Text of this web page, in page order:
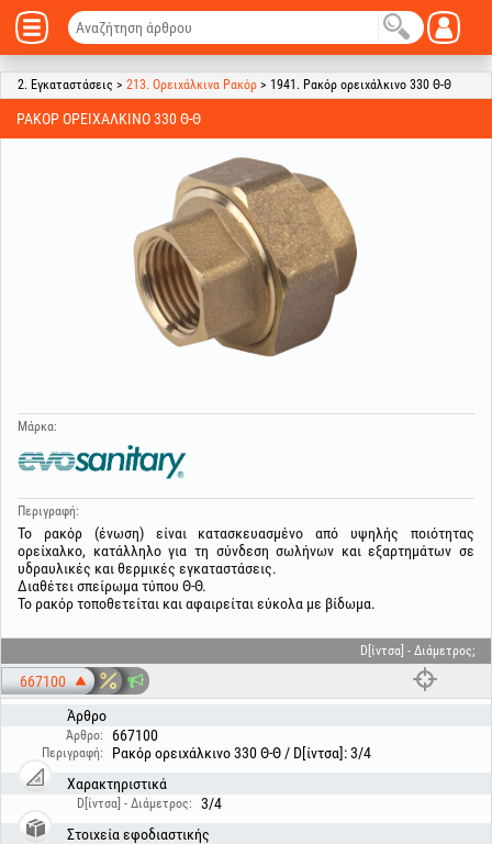
2. Εγκαταστάσεις > 213. Ορειχάλκινα Ρακόρ > 1941. Ρακόρ ορειχάλκινο 330 Θ-Θ
ΡΑΚΌΡ ΟΡΕΙΧΆΛΚΙΝΟ 330 Θ-Θ
Μάρκα:
Περιγραφή:
Το ρακόρ (ένωση) είναι κατασκευασμένο από υψηλής ποιότητας
ορείχαλκο, κατάλληλο για τη σύνδεση σωλήνων και εξαρτημάτων σε
υδραυλικές και θερμικές εγκαταστάσεις.
Διαθέτει σπείρωμα τύπου Θ-Θ.
Το ρακόρ τοποθετείται και αφαιρείται εύκολα με βίδωμα.
D[ίντσα] - Διάμετρος;
667100
Άρθρο
Άρθρο: 667100
Περιγραφή:
Ρακόρ ορειχάλκινο 330 Θ-Θ / D[ίντσα]: 3/4
Χαρακτηριστικά
D[ίντσα] - Διάμετρος:
3/4
Στοιχεία εφοδιαστικής